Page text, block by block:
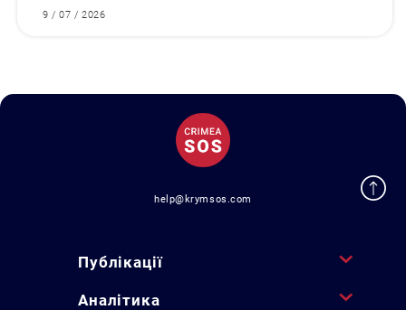
9 / 07 / 2026
help@krymsos.com
Публікації
Аналітика